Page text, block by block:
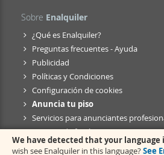
Sobre Enalquiler
¿Qué es Enalquiler?
Preguntas frecuentes - Ayuda
Publicidad
Políticas y Condiciones
Configuración de cookies
Anuncia tu piso
Servicios para anunciantes
Anuncio de fusión
We have detected that your language
wish see Enalquiler in this language?See